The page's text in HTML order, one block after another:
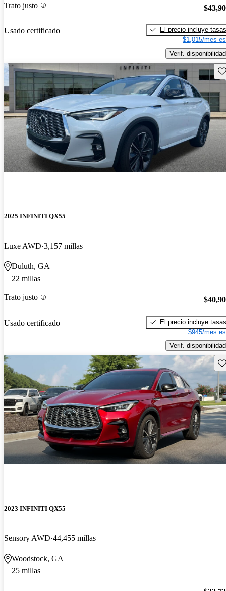
Trato justo
Usado certificado
El precio incluye tasas
$1,015/mes
Verif. disponibilidad
2025 INFINITI QX55
Luxe AWD 3,157 millas
Duluth, GA
22 millas
Trato justo
Usado certificado
El precio incluye tasas
$945/mes
Verif. disponibilidad
2023 INFINITI QX55
Sensory AWD 44,455 millas
Woodstock, GA
25 millas